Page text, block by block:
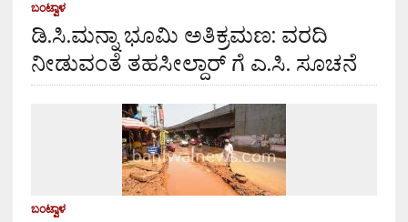
ಬಂಟ್ವಾಳ
ಡಿ.ಸಿ.ಮನ್ನಾ ಭೂಮಿ ಅತಿಕ್ರಮಣ: ವರದಿ
ನೀಡುವಂತೆ ತಹಸೀಲ್ದಾರ್ ಗೆ ಎ.ಸಿ. ಸೂಚನೆ
ಬಂಟ್ವಾಳ